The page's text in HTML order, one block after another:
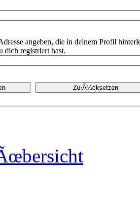
angeben, die in deinem Profil
dich registriert hast.